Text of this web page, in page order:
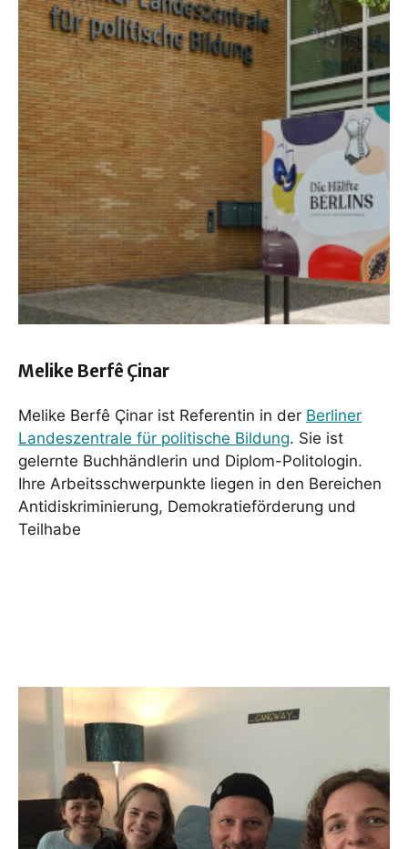
Melike Berfê Çinar
Melike Berfê Çinar ist Referentin in der Berliner
Landeszentrale für politische Bildung. Sie ist
gelernte Buchhändlerin und Diplom-Politologin.
Ihre Arbeitsschwerpunkte liegen in den Bereichen
Antidiskriminierung, Demokratieförderung und
Teilhabe